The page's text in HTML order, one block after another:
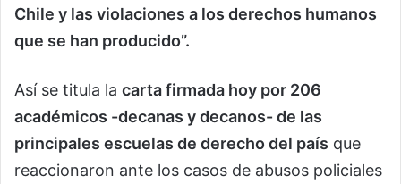
Chile y las violaciones a los derechos humanos
que se han producido”.
Así se titula la carta firmada hoy por 206
académicos -decanas y decanos- de las
principales escuelas de derecho del país que
reaccionaron ante los casos de abusos policiales